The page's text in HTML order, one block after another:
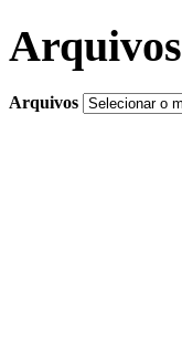
Arquivos
Arquivos